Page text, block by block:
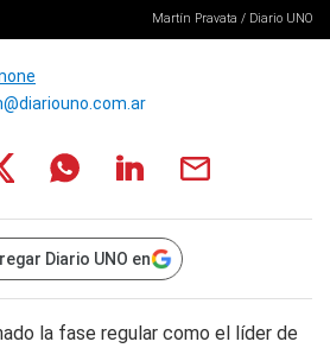
Martín Pravata / Diario UNO
Diario UNO en
la fase regular como el líder de